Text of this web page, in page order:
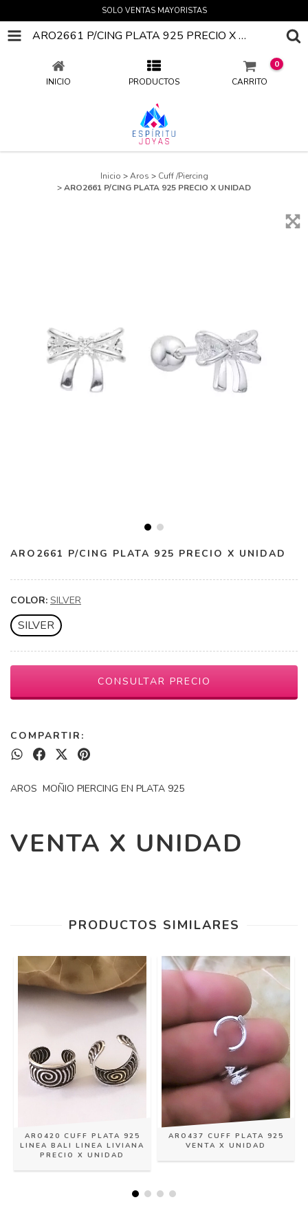
SOLO VENTAS MAYORISTAS
ARO2661 P/CING PLATA 925 PRECIO X UNIDAD
INICIO PRODUCTOS CARRITO
0
Inicio > Aros > Cuff /Piercing
>ARO2661 P/CING PLATA 925 PRECIO X UNIDAD
ARO2661 P/CING PLATA 925 PRECIO X UNIDAD
COLOR: SILVER
SILVER
COMPARTIR:
AROS MOÑIO PIERCING EN PLATA 925
VENTA X UNIDAD
PRODUCTOS SIMILARES
ARO420 CUFF PLATA 925
LINEA BALI LINEA LIVIANA
PRECIO X UNIDAD
ARO437 CUFF PLATA 925
VENTA X UNIDAD